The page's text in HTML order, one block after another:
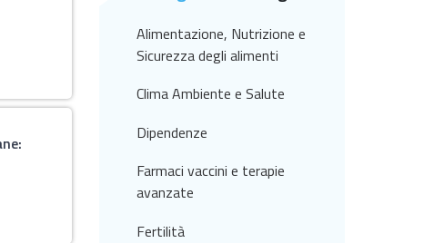
Alimentazione, Nutrizione e
Sicurezza degli alimenti
Clima Ambiente e Salute
Dipendenze
Farmaci vaccini e terapie
avanzate
Fertilità